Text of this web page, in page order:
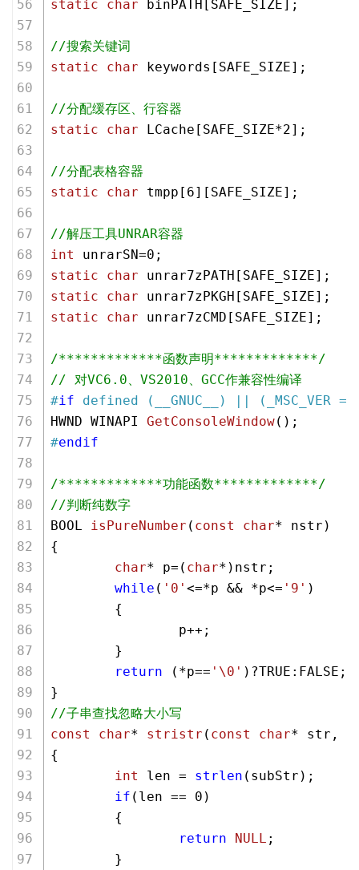
static char binPATH[SAFE_SIZE];
//搜索关键词
static
char keywords[SAFE_SIZE];
//分配缓存区、行容器
static
char LCache[SAFE_SIZE*2];
//分配表格容器
static
char tmpp[ 6][SAFE_SIZE];
//解压工具UNRAR容器
int
unrarSN=0 ;
static
char unrar7zPATH[SAFE_SIZE];
static
char unrar7zPKGH[SAFE_SIZE];
static
char unrar7zCMD[SAFE_SIZE];
/*************函数声明*************/
// 对VC6.0、VS2010、GCC作兼容性编译
#if defined (__GNUC__) || (_MSC_VER
HWND WINAPI GetConsoleWindow() ;
#endif
/*************功能函数*************/
//判断纯数字
BOOL isPureNumber ( const char* nstr)
{
char* p=( char*)nstr;
while ( '0' <=*p && *p<= '9' )
        {
                p++;
        }
return (*p== '\0' )?TRUE:FALSE;
}
//子串查找忽略大小写
const
char* stristr ( const char* str,
{
int
len = strlen (subStr);
if (len == 0 )
        {
return
NULL ;
        }